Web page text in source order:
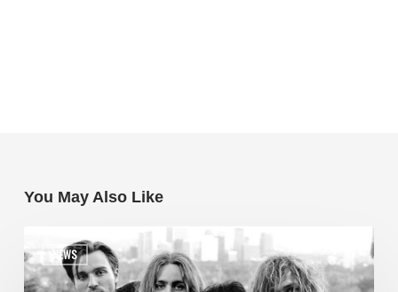
You May Also Like
NEWS